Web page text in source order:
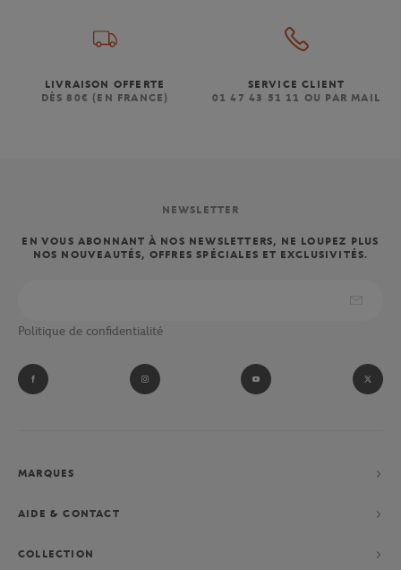
LIVRAISON OFFERTE
DÈS 80€ (EN FRANCE)
SERVICE CLIENT
01 47 43 51 11 OU PAR MAIL
NEWSLETTER
EN VOUS ABONNANT À NOS NEWSLETTERS, NE LOUPEZ PLUS
NOS NOUVEAUTÉS, OFFRES SPÉCIALES ET EXCLUSIVITÉS.
Politique de confidentialité
MARQUES
AIDE & CONTACT
COLLECTION